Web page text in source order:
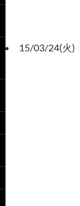
15/03/24(火)